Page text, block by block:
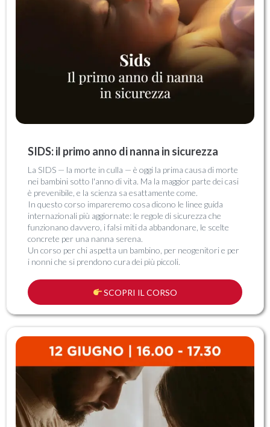
SIDS: il primo anno di nanna in sicurezza
La SIDS — la morte in culla — è oggi la prima causa di morte
nei bambini sotto l'anno di vita. Ma la maggior parte dei casi
è prevenibile, e la scienza sa esattamente come.
In questo corso impareremo cosa dicono le linee guida
internazionali più aggiornate: le regole di sicurezza che
funzionano davvero, i falsi miti da abbandonare, le scelte
concrete per una nanna serena.
Un corso per chi aspetta un bambino, per neogenitori e per
i nonni che si prendono cura dei più piccoli.
SCOPRI IL CORSO